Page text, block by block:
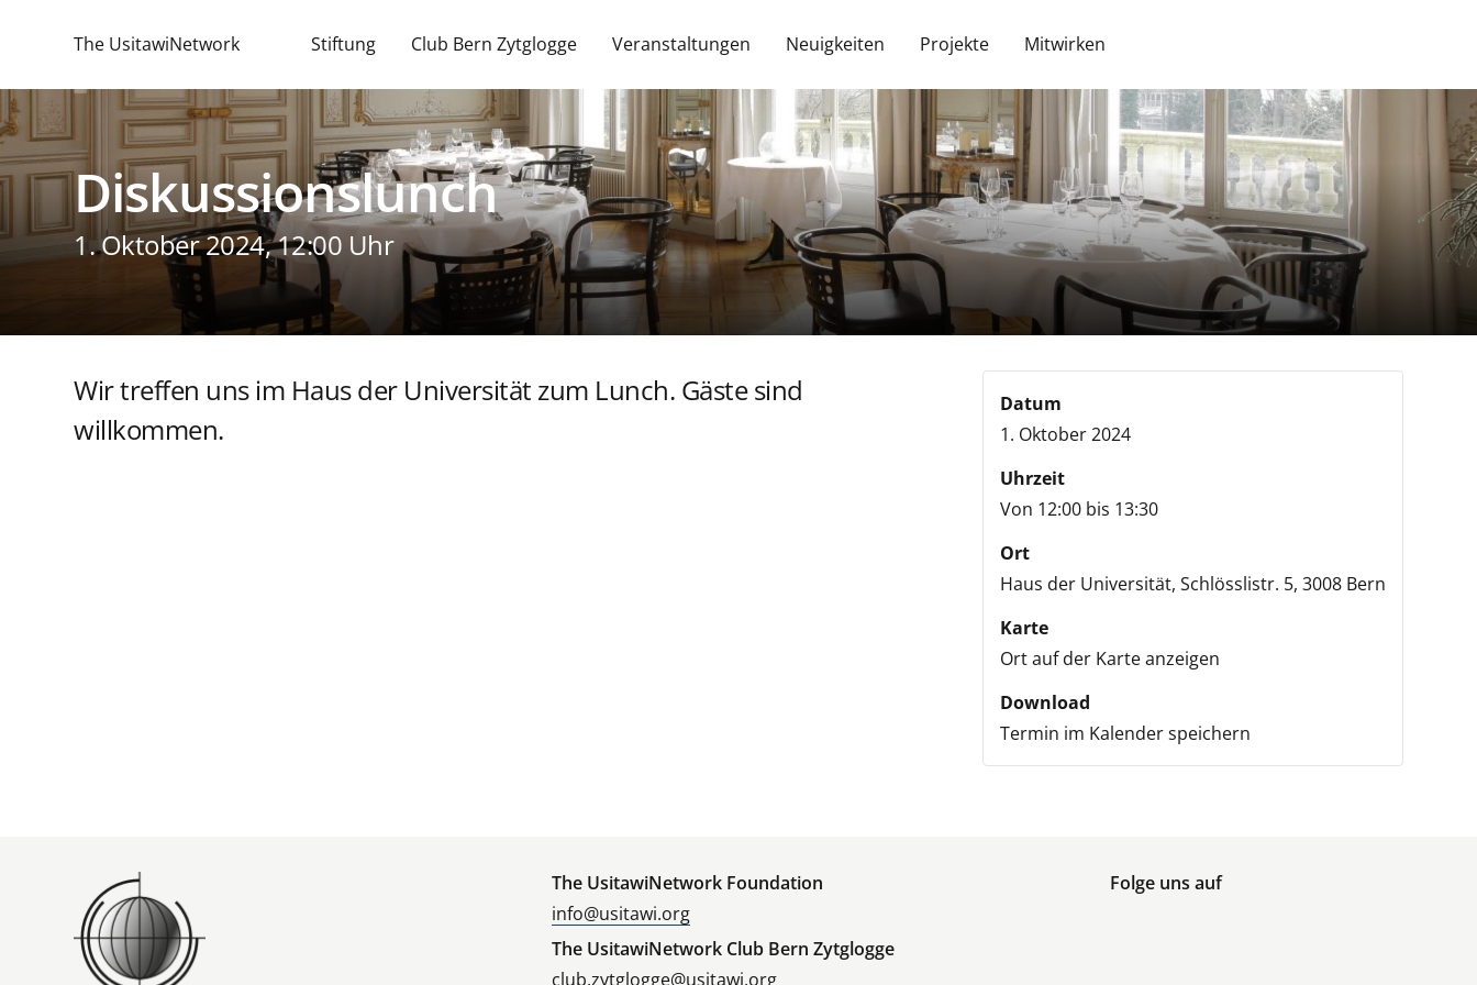
The UsitawiNetwork Stiftung Club Bern Zytglogge Veranstaltungen Neuigkeiten Projekte Mitwirken
Diskussionslunch
1. Oktober 2024, 12:00 Uhr
Wir treffen uns im Haus der Universität zum Lunch. Gäste sind
willkommen.
Datum
1. Oktober 2024
Uhrzeit
Von 12:00 bis 13:30
Ort
Haus der Universität, Schlösslistr. 5, 3008 Bern
Karte
Ort auf der Karte anzeigen
Download
Termin im Kalender speichern
The UsitawiNetwork Foundation
info@usitawi.org
The UsitawiNetwork Club Bern Zytglogge
club.zytglogge@usitawi.org
Folge uns auf